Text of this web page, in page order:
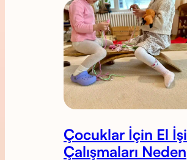
Çocuklar İçin El İşi
Çalışmaları Neden